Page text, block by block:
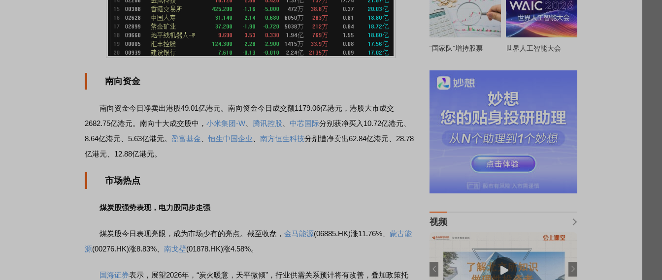
南向资金
南向资金今日净卖出港股49.01亿港元。南向资金今日成交额1179.06亿港元，港股大市成交
2682.75亿港元。南向十大成交股中， 小米集团-W 腾讯控股 中芯国际分别获净买入10.72亿港元、
8.64亿港元、5.63亿港元。 盈富基金 恒生中国企业 南方恒生科技分别遭净卖出62.84亿港元、28.78
亿港元、12.88亿港元。
市场热点
煤炭股强势表现，电力股同步走强
煤炭股今日表现亮眼，成为市场少有的亮点。截至收盘， 金马能源(06885.HK)涨11.76%、 蒙古能
源(00276.HK)涨8.83%、 南戈壁(01878.HK)涨4.58%。
国海证券表示，展望2026年，“炭火暖意，天平微倾”，行业供需关系预计将有改善，叠加政策托
“国家队”增持股票 世界人工智能大会
视频